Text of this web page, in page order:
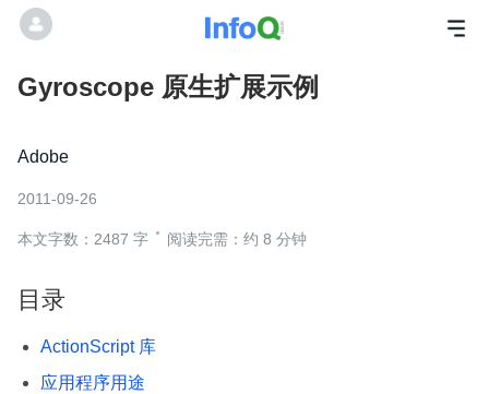
Gyroscope 原生扩展示例
Adobe
2011-09-26
本文字数：2487 字 阅读完需：约 8 分钟
目录
ActionScript 库
应用程序用途